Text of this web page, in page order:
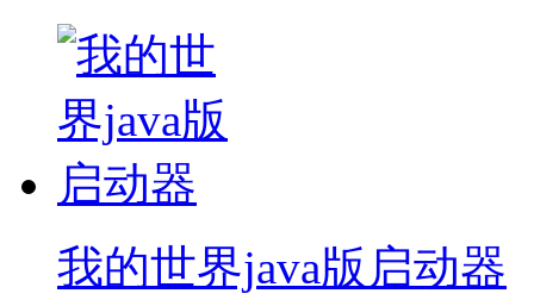
我的世界java版启动器